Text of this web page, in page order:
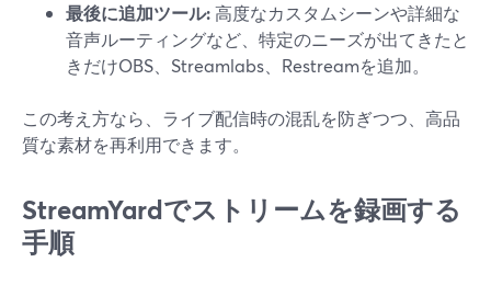
最後に追加ツール:高度なカスタムシーンや詳細な
音声ルーティングなど、特定のニーズが出てきたと
きだけOBS、Streamlabs、Restreamを追加。
この考え方なら、ライブ配信時の混乱を防ぎつつ、高品
質な素材を再利用できます。
StreamYardでストリームを録画する
手順